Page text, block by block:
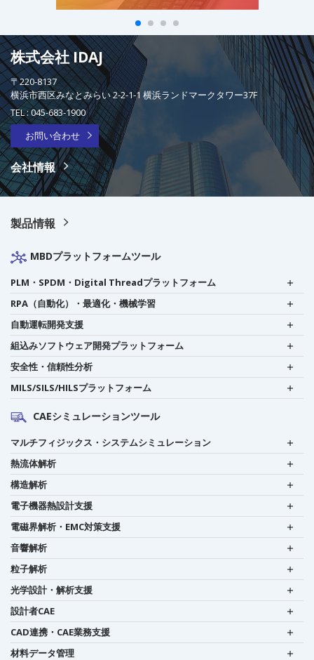
株式会社 IDAJ
〒220-8137
横浜市西区みなとみらい 2-2-1-1 横浜ランドマークタワー37F
TEL :045-683-1900
お問い合わせ
会社情報
製品情報
MBDプラットフォームツール
PLM・SPDM・Digital Threadプラットフォーム
RPA（自動化）・最適化・機械学習
自動運転開発支援
組込みソフトウェア開発プラットフォーム
安全性・信頼性分析
MILS/SILS/HILSプラットフォーム
CAEシミュレーションツール
マルチフィジックス・システムシミュレーション
熱流体解析
構造解析
電子機器熱設計支援
電磁界解析・EMC対策支援
音響解析
粒子解析
光学設計・解析支援
設計者CAE
CAD連携・CAE業務支援
材料データ管理